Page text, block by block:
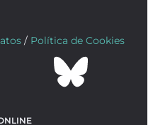
/ Política de Cookies